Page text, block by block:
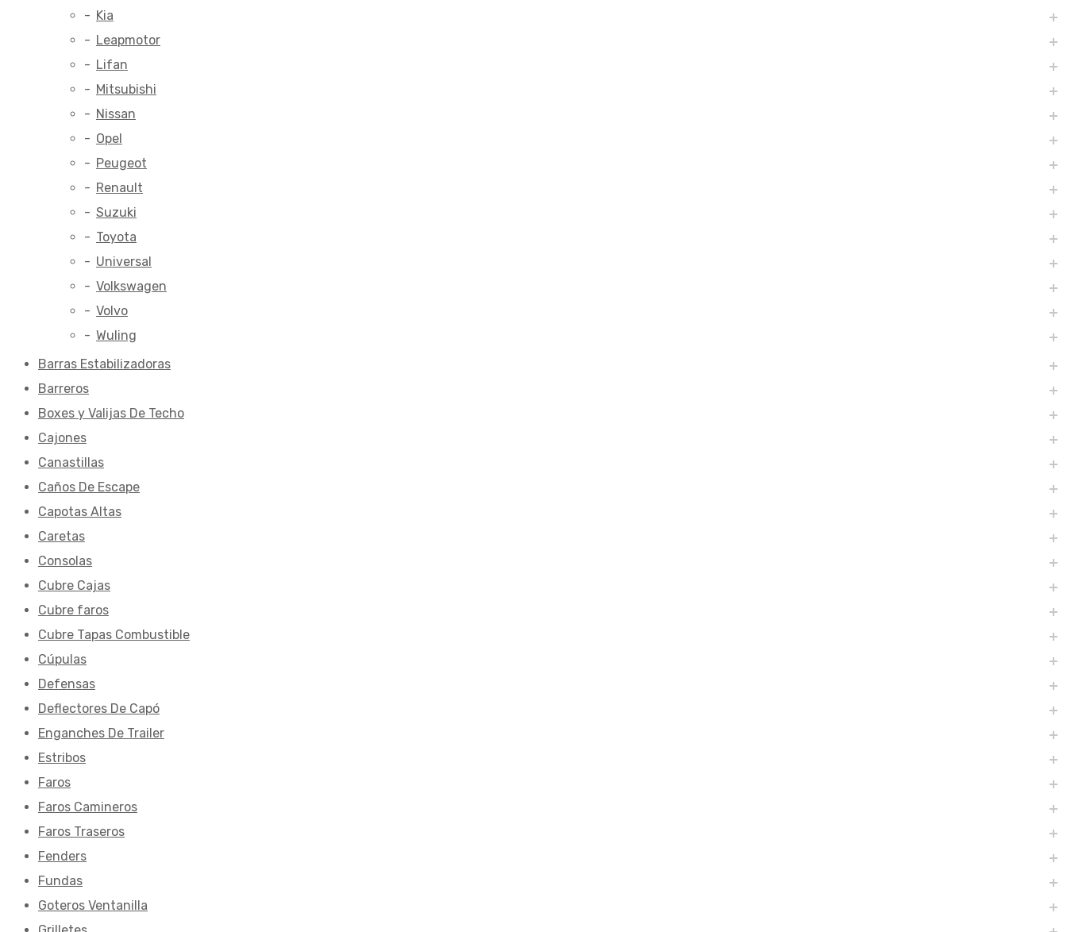
Kia
Leapmotor
Lifan
Mitsubishi
Nissan
Opel
Peugeot
Renault
Suzuki
Toyota
Universal
Volkswagen
Volvo
Wuling
Barras Estabilizadoras
Barreros
Boxes y Valijas De Techo
Cajones
Canastillas
Caños De Escape
Capotas Altas
Caretas
Consolas
Cubre Cajas
Cubre faros
Cubre Tapas Combustible
Cúpulas
Defensas
Deflectores De Capó
Enganches De Trailer
Estribos
Faros
Faros Camineros
Faros Traseros
Fenders
Fundas
Goteros Ventanilla